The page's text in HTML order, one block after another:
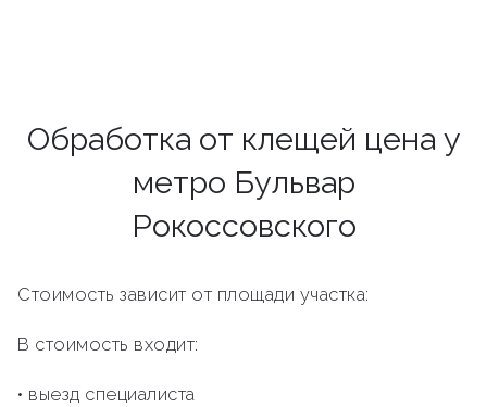
Обработка от клещей цена у
метро Бульвар
Рокоссовского
Стоимость зависит от площади участка:
В стоимость входит:
• выезд специалиста